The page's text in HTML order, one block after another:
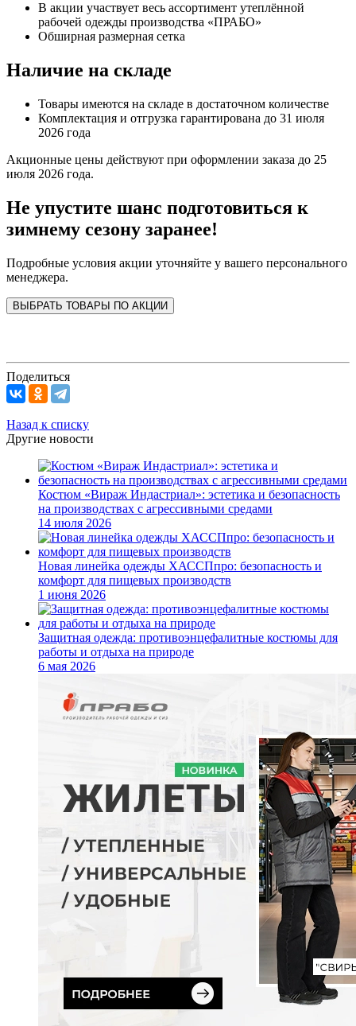
В акции участвует весь ассортимент утеплённой
рабочей одежды производства «ПРАБО»
Обширная размерная сетка
Наличие на складе
Товары имеются на складе в достаточном количестве
Комплектация и отгрузка гарантирована до 31 июля
2026 года
Акционные цены действуют при оформлении заказа до 25
июля 2026 года.
Не упустите шанс подготовиться к
зимнему сезону заранее!
Подробные условия акции уточняйте у вашего персонального
менеджера.
ВЫБРАТЬ ТОВАРЫ ПО АКЦИИ
Поделиться
Назад к списку
Другие новости
Костюм «Вираж Индастриал»: эстетика и безопасность
на производствах с агрессивными средами
14 июля 2026
Новая линейка одежды ХАССПпро: безопасность и
комфорт для пищевых производств
1 июня 2026
Защитная одежда: противоэнцефалитные костюмы для
работы и отдыха на природе
6 мая 2026